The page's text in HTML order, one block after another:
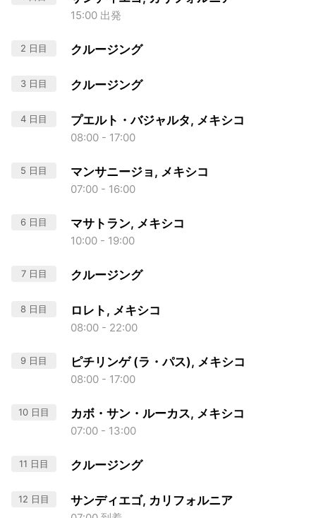
15:00 出発
2 日目 クルージング
3 日目 クルージング
4 日目 プエルト・バジャルタ, メキシコ
08:00 - 17:00
5 日目 マンサニージョ, メキシコ
07:00 - 16:00
6 日目 マサトラン, メキシコ
10:00 - 19:00
7 日目 クルージング
8 日目 ロレト, メキシコ
08:00 - 22:00
9 日目 ピチリンゲ (ラ・パス), メキシコ
08:00 - 17:00
10 日目 カボ・サン・ルーカス, メキシコ
07:00 - 13:00
11 日目 クルージング
12 日目 サンディエゴ, カリフォルニア